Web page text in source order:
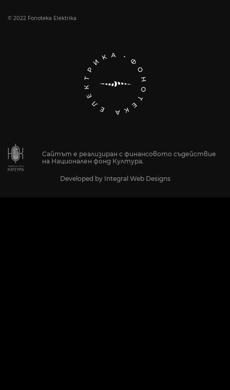
© 2022 Fonoteka Elektrika
Сайтът е реализиран с финансовото съдействие
на Национален фонд Култура.
Developed by Integral Web Designs